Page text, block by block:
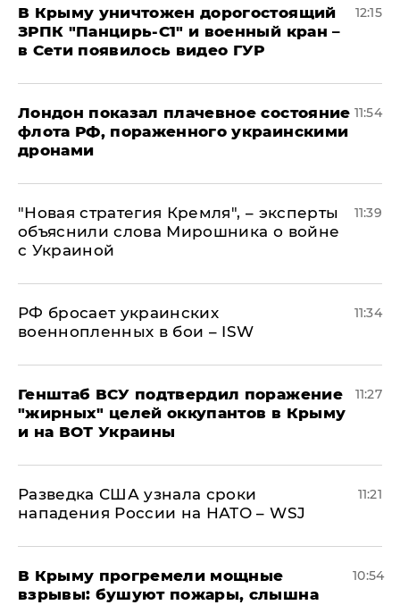
В Крыму уничтожен дорогостоящий
ЗРПК "Панцирь-С1" и военный кран –
в Сети появилось видео ГУР
12:15
Лондон показал плачевное состояние
флота РФ, пораженного украинскими
дронами
11:54
"Новая стратегия Кремля", – эксперты
объяснили слова Мирошника о войне
с Украиной
11:39
РФ бросает украинских
военнопленных в бои – ISW
11:34
Генштаб ВСУ подтвердил поражение
"жирных" целей оккупантов в Крыму
и на ВОТ Украины
11:27
Разведка США узнала сроки
нападения России на НАТО – WSJ
11:21
В Крыму прогремели мощные
взрывы: бушуют пожары, слышна
10:54